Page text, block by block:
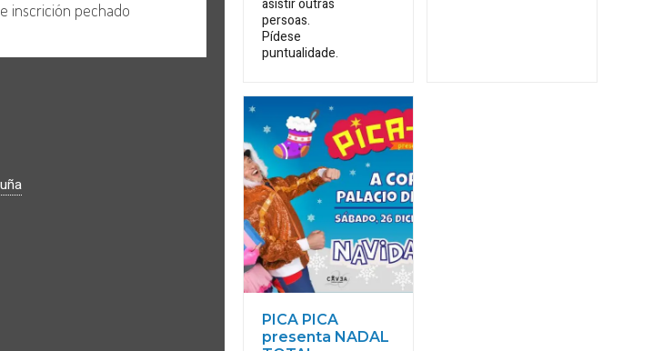
asistir outras
persoas.
Pídese
puntualidade.
PICA PICA
presenta NADAL